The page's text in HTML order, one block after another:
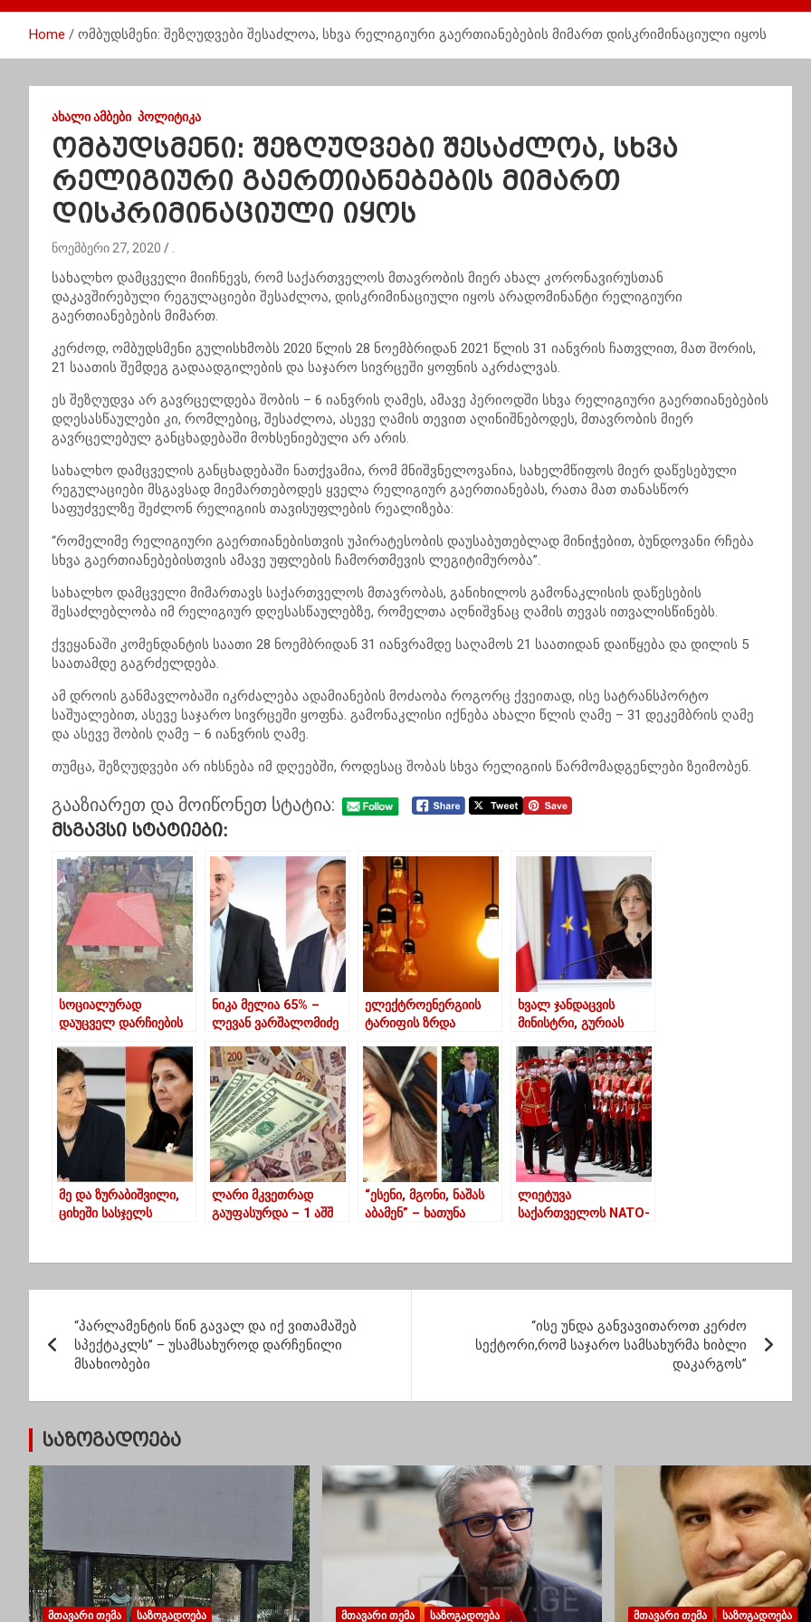
Home ომბუდსმენი: შეზღუდვები შესაძლოა, სხვა რელიგიური გაერთიანებების მიმართ დისკრიმინაციული იყოს
ᲐᲮᲐᲚᲘ ᲐᲛᲑᲔᲑᲘ ᲞᲝᲚᲘᲢᲘᲙᲐ
ომბუდსმენი: შეზღუდვები შესაძლოა, სხვა
რელიგიური გაერთიანებების მიმართ
დისკრიმინაციული იყოს
ნოემბერი 27, 2020
სახალხო დამცველი მიიჩნევს, რომ საქართველოს მთავრობის მიერ ახალ კორონავირუსთან
დაკავშირებული რეგულაციები შესაძლოა, დისკრიმინაციული იყოს არადომინანტი რელიგიური
გაერთიანებების მიმართ.
კერძოდ, ომბუდსმენი გულისხმობს 2020 წლის 28 ნოემბრიდან 2021 წლის 31 იანვრის ჩათვლით, მათ შორის,
21 საათის შემდეგ გადაადგილების და საჯარო სივრცეში ყოფნის აკრძალვას.
ეს შეზღუდვა არ გავრცელდება შობის – 6 იანვრის ღამეს, ამავე პერიოდში სხვა რელიგიური გაერთიანებების
დღესასწაულები კი, რომლებიც, შესაძლოა, ასევე ღამის თევით აღინიშნებოდეს, მთავრობის მიერ
გავრცელებულ განცხადებაში მოხსენიებული არ არის.
სახალხო დამცველის განცხადებაში ნათქვამია, რომ მნიშვნელოვანია, სახელმწიფოს მიერ დაწესებული
რეგულაციები მსგავსად მიემართებოდეს ყველა რელიგიურ გაერთიანებას, რათა მათ თანასწორ
საფუძველზე შეძლონ რელიგიის თავისუფლების რეალიზება:
“რომელიმე რელიგიური გაერთიანებისთვის უპირატესობის დაუსაბუთებლად მინიჭებით, ბუნდოვანი რჩება
სხვა გაერთიანებებისთვის ამავე უფლების ჩამორთმევის ლეგიტიმურობა”.
სახალხო დამცველი მიმართავს საქართველოს მთავრობას, განიხილოს გამონაკლისის დაწესების
შესაძლებლობა იმ რელიგიურ დღესასწაულებზე, რომელთა აღნიშვნაც ღამის თევას ითვალისწინებს.
ქვეყანაში კომენდანტის საათი 28 ნოემბრიდან 31 იანვრამდე საღამოს 21 საათიდან დაიწყება და დილის 5
საათამდე გაგრძელდება.
ამ დროის განმავლობაში იკრძალება ადამიანების მოძაობა როგორც ქვეითად, ისე სატრანსპორტო
საშუალებით, ასევე საჯარო სივრცეში ყოფნა. გამონაკლისი იქნება ახალი წლის ღამე – 31 დეკემბრის ღამე
და ასევე შობის ღამე – 6 იანვრის ღამე.
თუმცა, შეზღუდვები არ იხსნება იმ დღეებში, როდესაც შობას სხვა რელიგიის წარმომადგენლები ზეიმობენ.
გააზიარეთ და მოიწონეთ სტატია:
Მსგავსი Სტატიები:
სოციალურად
დაუცველ დარჩიების
სახლი აუშენა
ნიკა მელია 65% – ​
ლევან ვარშალომიძე
დასრულებამდე 24
საათი დარჩა
ელექტროენერგიის
ტარიფის ზრდა
ექსპერტები
ხვალ ჯანდაცვის
მინისტრი, გურიას
მე და ზურაბიშვილი,
ციხეში სასჯელს
ლარი მკვეთრად
გაუფასურდა – 1 აშშ
“ესენი, მგონი, ნაშას
აბამენ” – ხათუნა
ლიეტუვა
საქართველოს NATO-
ნაუსედა
ო
ტ
ი
ს
ნ
ა
ვ
“პარლამენტის წინ გავალ და იქ ვითამაშებ
სპექტაკლს” – უსამსახუროდ დარჩენილი
მსახიობები
“ისე უნდა განვავითაროთ კერძო
სექტორი,რომ საჯარო სამსახურმა ხიბლი
დაკარგოს”
საზოგადოება
ᲛᲗᲐᲕᲐᲠᲘ ᲗᲔᲛᲐ ᲡᲐᲖᲝᲒᲐᲓᲝᲔᲑᲐ ᲛᲗᲐᲕᲐᲠᲘ ᲗᲔᲛᲐ ᲡᲐᲖᲝᲒᲐᲓᲝᲔᲑᲐ ᲛᲗᲐᲕᲐᲠᲘ ᲗᲔᲛᲐ ᲡᲐᲖᲝᲒᲐᲓᲝᲔᲑᲐ